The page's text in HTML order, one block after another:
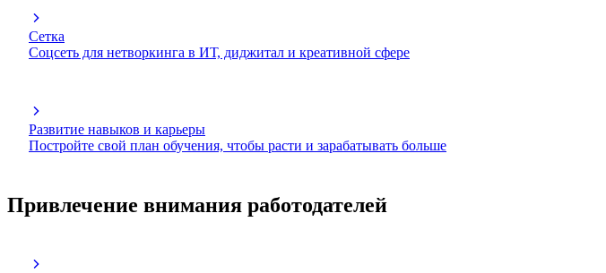
Сетка
Соцсеть для нетворкинга в ИТ, диджитал и креативной сфере
Развитие навыков и карьеры
Постройте свой план обучения, чтобы расти и зарабатывать больше
Привлечение внимания работодателей